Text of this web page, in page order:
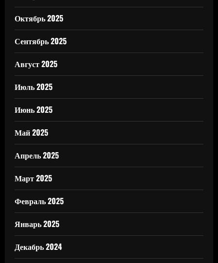
Октябрь 2025
Сентябрь 2025
Август 2025
Июль 2025
Июнь 2025
Май 2025
Апрель 2025
Март 2025
Февраль 2025
Январь 2025
Декабрь 2024